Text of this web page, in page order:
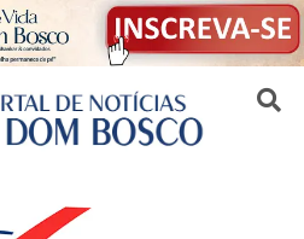
versão mobile